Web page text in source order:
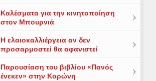
Καλέσματα για την κινητοποίηση
στον Μπουρνιά
Η ελαιοκαλλιέργεια αν δεν
προσαρμοστεί θα αφανιστεί
Παρουσίαση του βιβλίου «Πανός
ένεκεν» στην Κορώνη